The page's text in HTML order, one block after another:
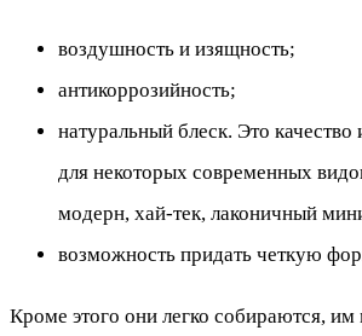
воздушность и изящность;
антикоррозийность;
натуральный блеск. Это качество
для некоторых современных
модерн, хай-тек, лаконичный
возможность придать четкую
Кроме этого они легко собираются,